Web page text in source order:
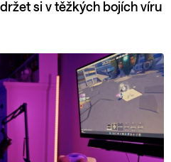
si v těžkých bojích víru